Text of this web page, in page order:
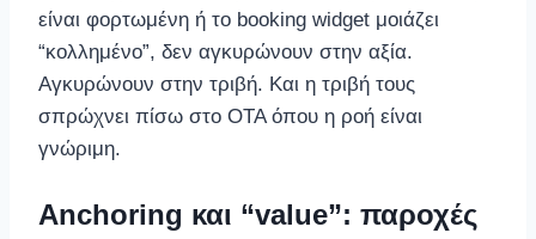
είναι φορτωμένη ή το booking widget μοιάζει
“κολλημένο”, δεν αγκυρώνουν στην αξία.
Αγκυρώνουν στην τριβή. Και η τριβή τους
σπρώχνει πίσω στο OTA όπου η ροή είναι
γνώριμη.
Anchoring και “value”: παροχές